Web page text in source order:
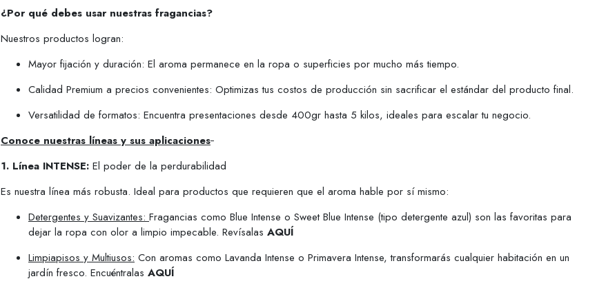
¿Por qué debes usar nuestras fragancias?
Nuestros productos logran:
Mayor fijación y duración: El aroma permanece en la ropa o superficies por mucho más tiempo.
Calidad Premium a precios convenientes: Optimizas tus costos de producción sin sacrificar el estándar del producto final.
Versatilidad de formatos: Encuentra presentaciones desde 400gr hasta 5 kilos, ideales para escalar tu negocio.
Conoce nuestras líneas y sus aplicaciones
1. Línea INTENSE: El poder de la perdurabilidad
Es nuestra línea más robusta. Ideal para productos que requieren que el aroma hable por sí mismo:
Detergentes y Suavizantes:Fragancias como Blue Intense o Sweet Blue Intense (tipo detergente azul) son las favoritas para
dejar la ropa con olor a limpio impecable. Revísalas AQUÍ
Limpiapisos y Multiusos: Con aromas como Lavanda Intense o Primavera Intense, transformarás cualquier habitación en un
jardín fresco. Encuéntralas AQUÍ